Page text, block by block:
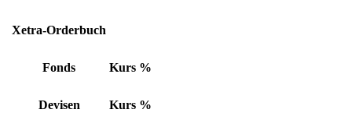
Xetra-Orderbuch
Fonds Kurs %
Devisen Kurs %